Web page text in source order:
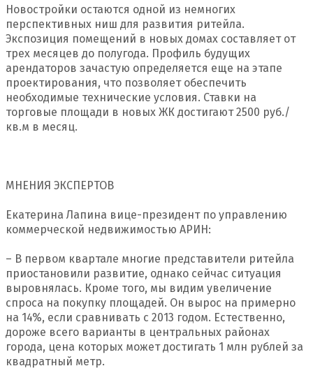
Новостройки остаются одной из немногих
перспективных ниш для развития ритейла.
Экспозиция помещений в новых домах составляет от
трех месяцев до полугода. Профиль будущих
арендаторов зачастую определяется еще на этапе
проектирования, что позволяет обеспечить
необходимые технические условия. Ставки на
торговые площади в новых ЖК достигают 2500 руб./
кв.м в месяц.
МНЕНИЯ ЭКСПЕРТОВ
Екатерина Лапина вице-президент по управлению
коммерческой недвижимостью АРИН:
– В первом квартале многие представители ритейла
приостановили развитие, однако сейчас ситуация
выровнялась. Кроме того, мы видим увеличение
спроса на покупку площадей. Он вырос на примерно
на 14%, если сравнивать с 2013 годом. Естественно,
дороже всего варианты в центральных районах
города, цена которых может достигать 1 млн рублей за
квадратный метр.